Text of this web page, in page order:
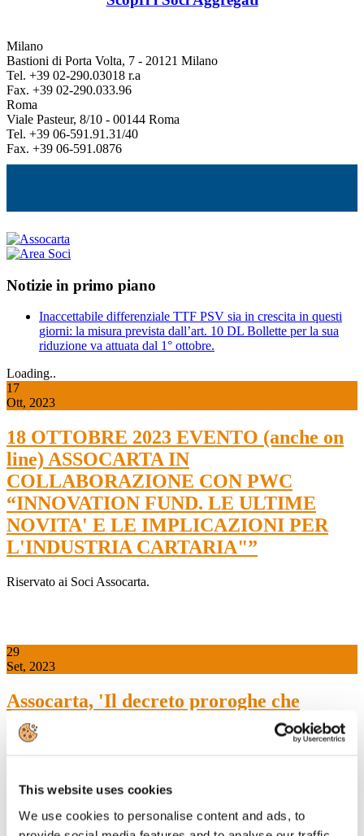
This website uses cookies
We use cookies to personalise content and ads, to
Milano
Bastioni di Porta Volta, 7 - 20121 Milano
Tel. +39 02-290.03018 r.a
Fax. +39 02-290.033.96
Roma
Viale Pasteur, 8/10 - 00144 Roma
Tel. +39 06-591.91.31/40
Fax. +39 06-591.0876
Notizie in primo piano
Inaccettabile differenziale TTF PSV sia in crescita in questi
giorni: la misura prevista dall’art. 10 DL Bollette per la sua
riduzione va attuata dal 1° ottobre.
Loading..
17
Ott, 2023
18 OTTOBRE 2023 EVENTO (anche on
line) ASSOCARTA IN
COLLABORAZIONE CON PWC
“INNOVATION FUND. LE ULTIME
NOVITA' E LE IMPLICAZIONI PER
L'INDUSTRIA CARTARIA"”
Riservato ai Soci Assocarta.
29
Set, 2023
Assocarta, 'Il decreto proroghe che
anticipa al 15 novembre la
compensazione dei crediti d’imposta
energivore”
29 settembre 2023 - Anticipare al 15 novembre 2023 la